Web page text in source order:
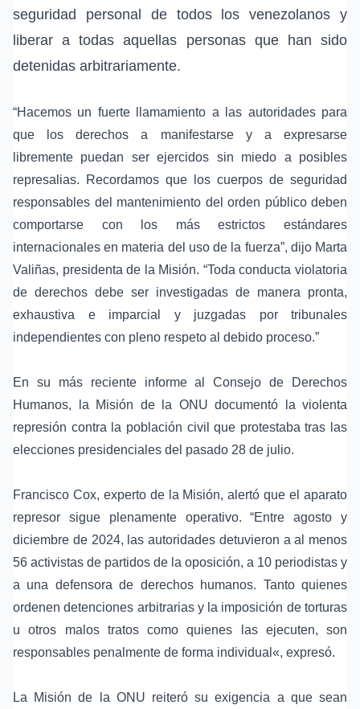
seguridad personal de todos los venezolanos y
liberar a todas aquellas personas que han sido
detenidas arbitrariamente.
“Hacemos un fuerte llamamiento a las autoridades para
que los derechos a manifestarse y a expresarse
libremente puedan ser ejercidos sin miedo a posibles
represalias. Recordamos que los cuerpos de seguridad
responsables del mantenimiento del orden público deben
comportarse con los más estrictos estándares
internacionales en materia del uso de la fuerza”, dijo Marta
Valiñas, presidenta de la Misión. “Toda conducta violatoria
de derechos debe ser investigadas de manera pronta,
exhaustiva e imparcial y juzgadas por tribunales
independientes con pleno respeto al debido proceso.”
En su más reciente informe al Consejo de Derechos
Humanos, la Misión de la ONU documentó la violenta
represión contra la población civil que protestaba tras las
elecciones presidenciales del pasado 28 de julio.
Francisco Cox, experto de la Misión, alertó que el aparato
represor sigue plenamente operativo. “Entre agosto y
diciembre de 2024, las autoridades detuvieron a al menos
56 activistas de partidos de la oposición, a 10 periodistas y
a una defensora de derechos humanos. Tanto quienes
ordenen detenciones arbitrarias y la imposición de torturas
u otros malos tratos como quienes las ejecuten, son
responsables penalmente de forma individual«, expresó.
La Misión de la ONU reiteró su exigencia a que sean